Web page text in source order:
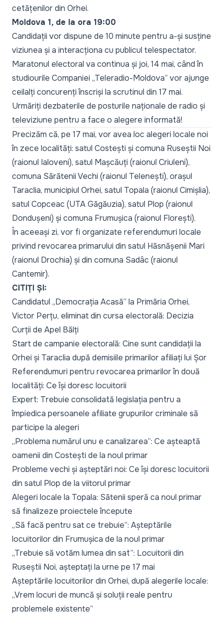
cetățenilor din Orhei.
Moldova 1, de la ora 19:00
Candidații vor dispune de 10 minute pentru a-și susține
viziunea și a interacționa cu publicul telespectator.
Maratonul electoral va continua și joi, 14 mai, când în
studiourile Companiei „Teleradio-Moldova” vor ajunge
ceilalți concurenți înscriși la scrutinul din 17 mai.
Urmăriți dezbaterile de posturile naționale de radio și
televiziune pentru a face o alegere informată!
Precizăm că, pe 17 mai, vor avea loc alegeri locale noi
în zece localități: satul Costești și comuna Ruseștii Noi
(raionul Ialoveni), satul Mașcăuți (raionul Criuleni),
comuna Sărătenii Vechi (raionul Telenești), orașul
Taraclia, municipiul Orhei, satul Topala (raionul Cimișlia),
satul Copceac (UTA Găgăuzia), satul Plop (raionul
Dondușeni) și comuna Frumușica (raionul Florești).
În aceeași zi, vor fi organizate referendumuri locale
privind revocarea primarului din satul Hăsnășenii Mari
(raionul Drochia) și din comuna Sadâc (raionul
Cantemir).
CITIȚI ȘI:
Candidatul „Democrația Acasă” la Primăria Orhei,
Victor Perțu, eliminat din cursa electorală: Decizia
Curții de Apel Bălți
Start de campanie electorală: Cine sunt candidații la
Orhei și Taraclia după demisiile primarilor afiliați lui Șor
Referendumuri pentru revocarea primarilor în două
localități: Ce își doresc locuitorii
Expert: Trebuie consolidată legislația pentru a
împiedica persoanele afiliate grupurilor criminale să
participe la alegeri
„Problema numărul unu e canalizarea”: Ce așteaptă
oamenii din Costești de la noul primar
Probleme vechi și așteptări noi: Ce își doresc locuitorii
din satul Plop de la viitorul primar
Alegeri locale la Topala: Sătenii speră ca noul primar
să finalizeze proiectele începute
„Să facă pentru sat ce trebuie”: Așteptările
locuitorilor din Frumușica de la noul primar
„Trebuie să votăm lumea din sat”: Locuitorii din
Ruseștii Noi, așteptați la urne pe 17 mai
Așteptările locuitorilor din Orhei, după alegerile locale:
„Vrem locuri de muncă și soluții reale pentru
problemele existente”